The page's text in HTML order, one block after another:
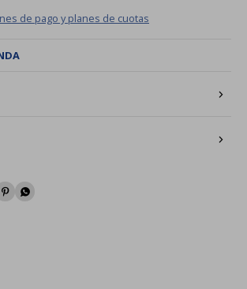
de pago y planes de cuotas
 